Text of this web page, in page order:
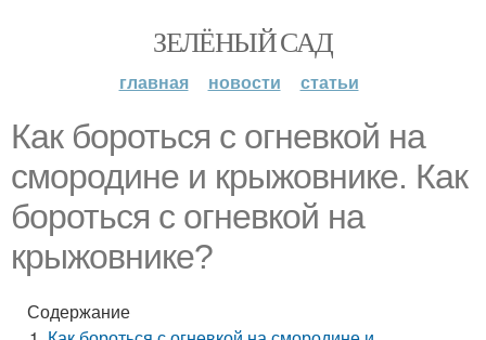
ЗЕЛЁНЫЙ САД
главная новости статьи
Как бороться с огневкой на
смородине и крыжовнике. Как
бороться с огневкой на
крыжовнике?
Содержание